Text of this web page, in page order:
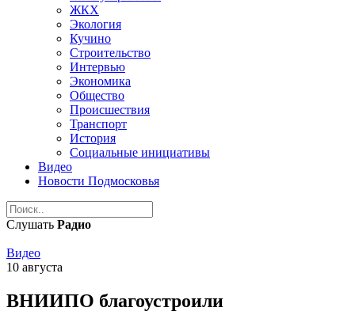
ЖКХ
Экология
Кучино
Строительство
Интервью
Экономика
Общество
Происшествия
Транспорт
История
Социальные инициативы
Видео
Новости Подмосковья
Слушать Радио
Видео
10 августа
ВНИИПО благоустроили